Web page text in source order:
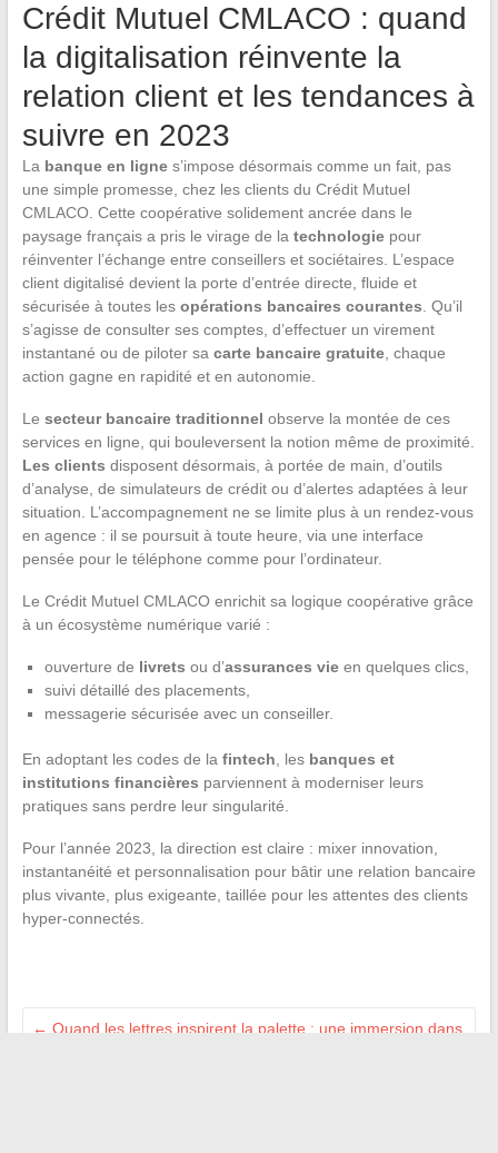
Crédit Mutuel CMLACO : quand
la digitalisation réinvente la
relation client et les tendances à
suivre en 2023
La banque en lignes’impose désormais comme un fait, pas
une simple promesse, chez les clients du Crédit Mutuel
CMLACO. Cette coopérative solidement ancrée dans le
paysage français a pris le virage de la technologiepour
réinventer l’échange entre conseillers et sociétaires. L’espace
client digitalisé devient la porte d’entrée directe, fluide et
sécurisée à toutes les opérations bancaires courantes . Qu’il
s’agisse de consulter ses comptes, d’effectuer un virement
instantané ou de piloter sa carte bancaire gratuite, chaque
action gagne en rapidité et en autonomie.
Le secteur bancaire traditionnel observe la montée de ces
services en ligne, qui bouleversent la notion même de proximité.
Les clients disposent désormais, à portée de main, d’outils
d’analyse, de simulateurs de crédit ou d’alertes adaptées à leur
situation. L’accompagnement ne se limite plus à un rendez-vous
en agence : il se poursuit à toute heure, via une interface
pensée pour le téléphone comme pour l’ordinateur.
Le Crédit Mutuel CMLACO enrichit sa logique coopérative grâce
à un écosystème numérique varié :
ouverture de livrets ou d’assurances vieen quelques clics,
suivi détaillé des placements,
messagerie sécurisée avec un conseiller.
En adoptant les codes de la fintech , les banques et
institutions financières parviennent à moderniser leurs
pratiques sans perdre leur singularité.
Pour l’année 2023, la direction est claire : mixer innovation,
instantanéité et personnalisation pour bâtir une relation bancaire
plus vivante, plus exigeante, taillée pour les attentes des clients
hyper-connectés.
← Quand les lettres inspirent la palette : une immersion dans